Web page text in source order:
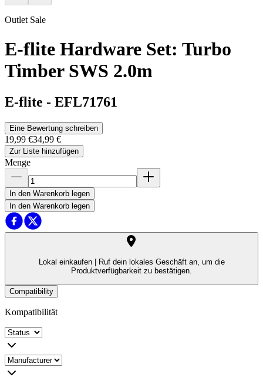
Outlet Sale
E-flite Hardware Set: Turbo
Timber SWS 2.0m
E-flite - EFL71761
Eine Bewertung schreiben
19,99 €34,99 €
Zur Liste hinzufügen
Menge
In den Warenkorb legen
In den Warenkorb legen
Lokal einkaufen |
Ruf dein lokales Geschäft an, um die
Produktverfügbarkeit zu bestätigen.
Compatibility
Kompatibilität